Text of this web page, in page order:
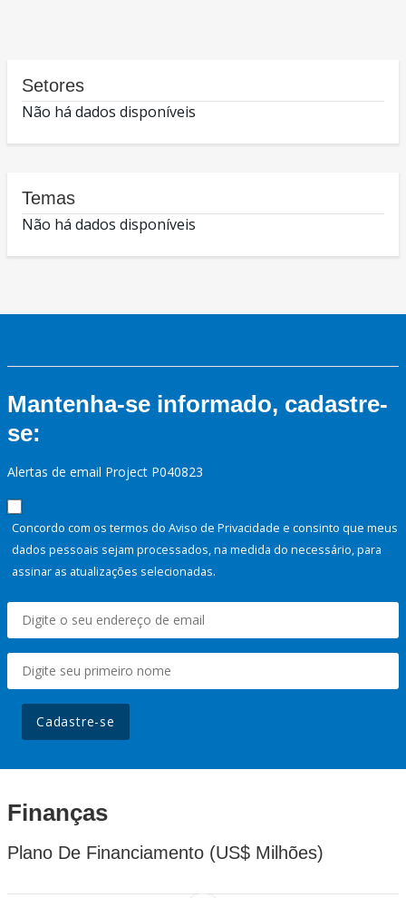
Setores
Não há dados disponíveis
Temas
Não há dados disponíveis
Mantenha-se informado, cadastre-
se:
Alertas de email Project P040823
Concordo com os termos do Aviso de Privacidade e consinto que meus
dados pessoais sejam processados, na medida do necessário, para
assinar as atualizações selecionadas.
Cadastre-se
Finanças
Plano De Financiamento (US$ Milhões)